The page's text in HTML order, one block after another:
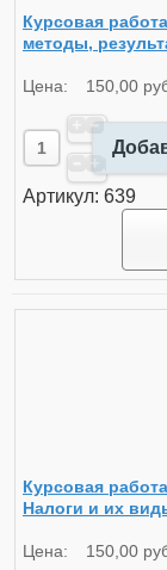
Курсовая
методы,
Цена: 150,00
Артикул: 639
Курсовая
Налоги и их
Цена: 150,00